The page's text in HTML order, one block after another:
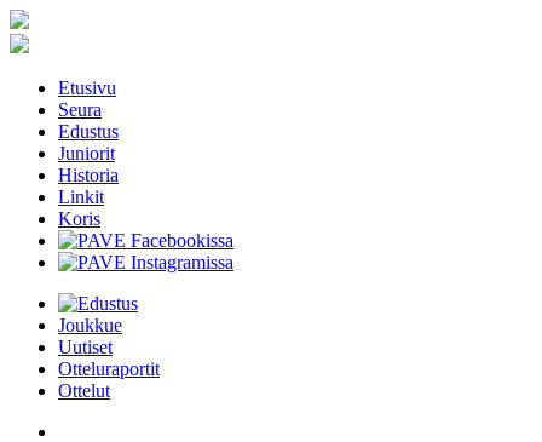
Etusivu
Seura
Edustus
Juniorit
Historia
Linkit
Koris
Joukkue
Uutiset
Otteluraportit
Ottelut